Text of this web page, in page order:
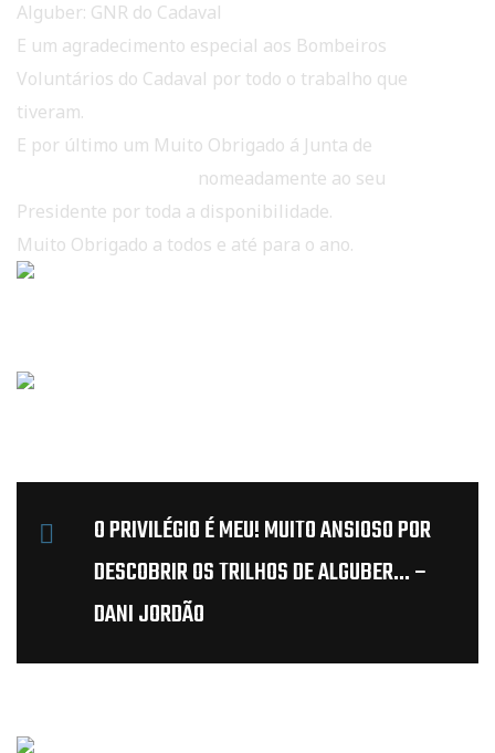
Alguber: GNR do Cadaval
E um agradecimento especial aos Bombeiros
Voluntários do Cadaval por todo o trabalho que
tiveram.
E por último um Muito Obrigado á Junta de
nomeadamente ao seu
Presidente por toda a disponibilidade.
Muito Obrigado a todos e até para o ano.
O PRIVILÉGIO É MEU! MUITO ANSIOSO POR
DESCOBRIR OS TRILHOS DE ALGUBER… –
DANI JORDÃO